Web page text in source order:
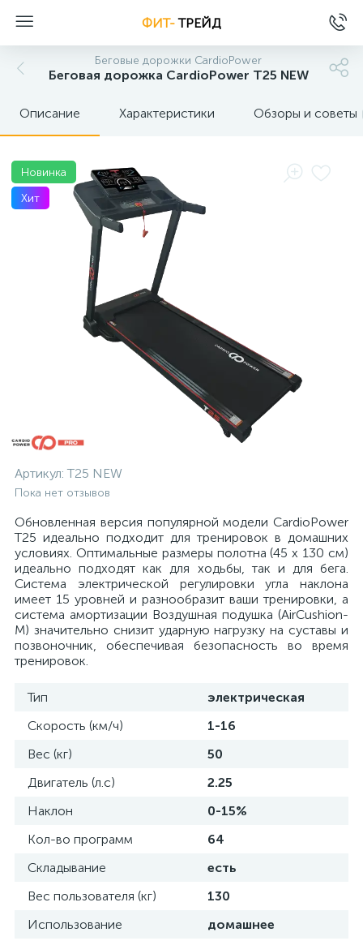
ФИТ-ТРЕЙД
Беговые дорожки CardioPower
Беговая дорожка CardioPower T25 NEW
Описание Характеристики Обзоры и советы
Новинка
Хит
Артикул:T25 NEW
Пока нет отзывов
Обновленная версия популярной модели CardioPower
T25 идеально подходит для тренировок в домашних
условиях. Оптимальные размеры полотна (45 х 130 см)
идеально подходят как для ходьбы, так и для бега.
Система электрической регулировки угла наклона
имеет 15 уровней и разнообразит ваши тренировки, а
система амортизации Воздушная подушка (AirCushion-
M) значительно снизит ударную нагрузку на суставы и
позвоночник, обеспечивая безопасность во время
тренировок.
Тип
электрическая
Скорость (км/ч)
1-16
Вес (кг)
50
Двигатель (л.с)
2.25
Наклон
0-15%
Кол-во программ
64
Складывание
есть
Вес пользователя (кг)
130
Использование
домашнее